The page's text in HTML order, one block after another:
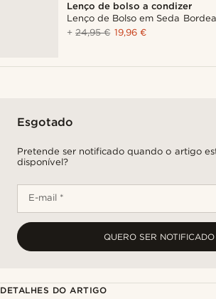
Lenço de bolso a condizer
Lenço de Bolso em Seda
+24,95 € 19,96 €
Esgotado
Pretende ser notificado quando o artigo
disponível?
E-mail *
QUERO SER NOTIFICADO
DETALHES DO ARTIGO